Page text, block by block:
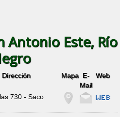
Antonio Este, Río
Dirección Mapa E-
Mail
Web
730 - Saco